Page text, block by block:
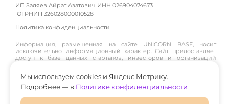
ИП Заляев Айрат Азатович ИНН 026904074673
ОГРНИП 326028000010528
Политика конфиденциальности
Информация, размещенная на сайте UNICORN BASE, носит
исключительно информационный характер. Сайт предоставляет
доступ к базе данных стартапов, инвесторов и организаций
публикуются пользователями или собираются из открытых
источников, поэтому администрация сайта не гарантирует их
достоверность и не участвует в инвестиционных сделках между
пользователями. Пользователи принимают решения о
Мы используем cookies и Яндекс Метрику.
Подробнее — в Политике конфиденциальности